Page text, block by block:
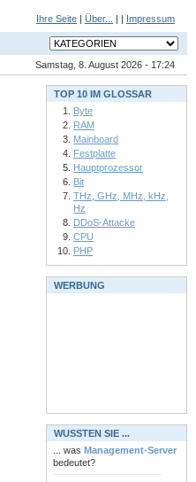
Ihre Seite | Über... | | Impressum
Samstag, 8. August 2026 - 17:24
TOP 10 IM GLOSSAR
Byte
RAM
Mainboard
Festplatte
Hauptprozessor
Bit
THz, GHz, MHz, kHz,
Hz
DDoS-Attacke
CPU
PHP
WERBUNG
WUSSTEN SIE ...
... was Management-Server
bedeutet?